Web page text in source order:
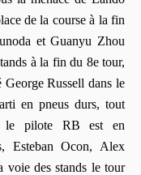
de la course à la fin
et Guanyu Zhou
à la fin du 8e tour,
Russell dans le
en pneus durs, tout
le pilote RB est en
Esteban Ocon, Alex
voie des stands le tour